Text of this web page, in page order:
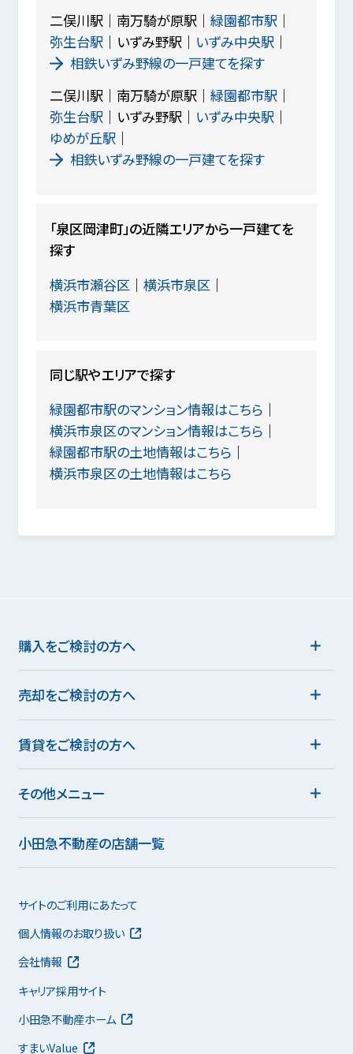
二俣川駅
南万騎が原駅
緑園都市駅
弥生台駅
いずみ野駅
いずみ中央駅
相鉄いずみ野線の一戸建てを探す
二俣川駅
南万騎が原駅
緑園都市駅
弥生台駅
いずみ野駅
いずみ中央駅
ゆめが丘駅
相鉄いずみ野線の一戸建てを探す
「泉区岡津町」の近隣エリアから一戸建てを
探す
横浜市瀬谷区
横浜市泉区
横浜市青葉区
同じ駅やエリアで探す
緑園都市駅のマンション情報はこちら
横浜市泉区のマンション情報はこちら
緑園都市駅の土地情報はこちら
横浜市泉区の土地情報はこちら
購入をご検討の方へ
売却をご検討の方へ
賃貸をご検討の方へ
その他メニュー
小田急不動産の店舗一覧
サイトのご利用にあたって
個人情報のお取り扱い
会社情報
キャリア採用サイト
小田急不動産ホーム
すまいValue